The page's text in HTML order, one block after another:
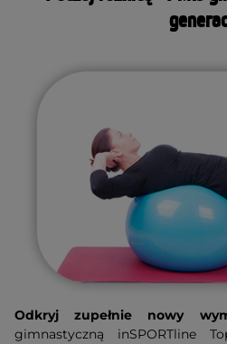
Odkryj zupełnie nowy
gimnastyczną inSPORTline